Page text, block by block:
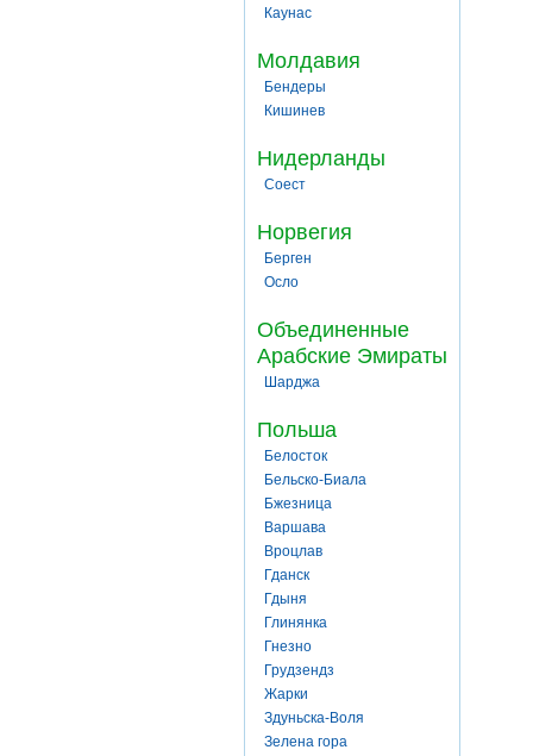
Каунас
Молдавия
Бендеры
Кишинев
Нидерланды
Соест
Норвегия
Берген
Осло
Объединенные
Арабские Эмираты
Шарджа
Польша
Белосток
Бельско-Биала
Бжезница
Варшава
Вроцлав
Гданск
Гдыня
Глинянка
Гнезно
Грудзендз
Жарки
Здуньска-Воля
Зелена гора